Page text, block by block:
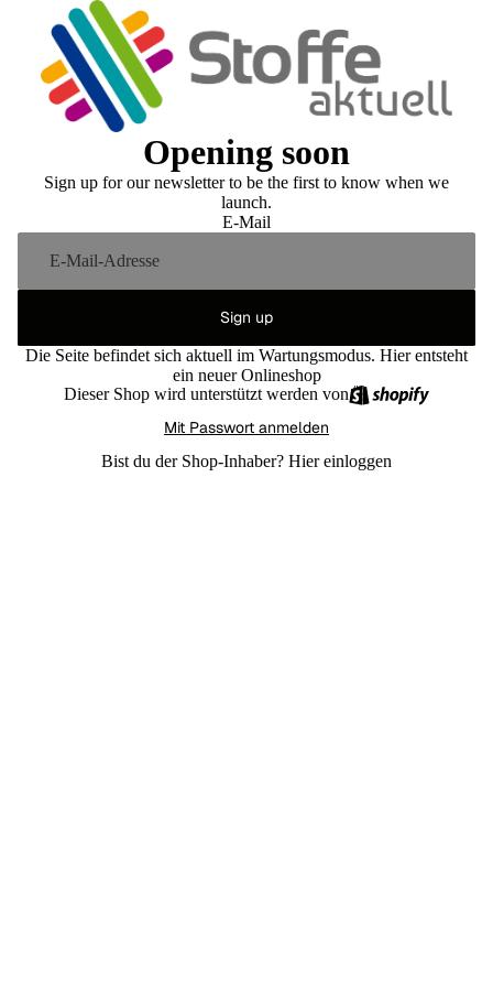
Opening soon
Sign up for our newsletter to be the first to know when we
launch.
E-Mail
Sign up
Die Seite befindet sich aktuell im Wartungsmodus. Hier entsteht
ein neuer Onlineshop
Dieser Shop wird unterstützt werden von
Mit Passwort anmelden
Bist du der Shop-Inhaber? Hier einloggen